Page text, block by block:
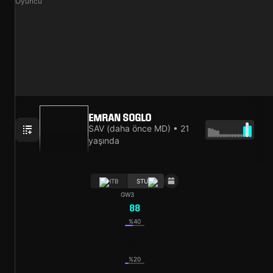
EMRAN SOGLO
SAV (daha önce MD) • 21
yaşında
HTB
STU
GW3
88
%40
%20